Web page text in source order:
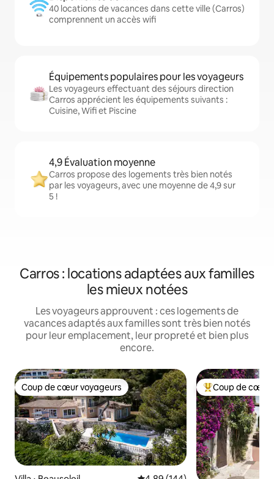
40 locations de vacances dans cette ville (Carros)
comprennent un accès wifi
Équipements populaires pour les voyageurs
Les voyageurs effectuant des séjours direction
Carros apprécient les équipements suivants :
Cuisine, Wifi et Piscine
4,9 Évaluation moyenne
Carros propose des logements très bien notés
par les voyageurs, avec une moyenne de 4,9 sur
5 !
Carros : locations adaptées aux familles
les mieux notées
Les voyageurs approuvent : ces logements de
vacances adaptés aux familles sont très bien notés
pour leur emplacement, leur propreté et bien plus
encore.
Coup de cœur voyageurs
Coup de cœur voyageurs Coups de cœur
Coup de cœur